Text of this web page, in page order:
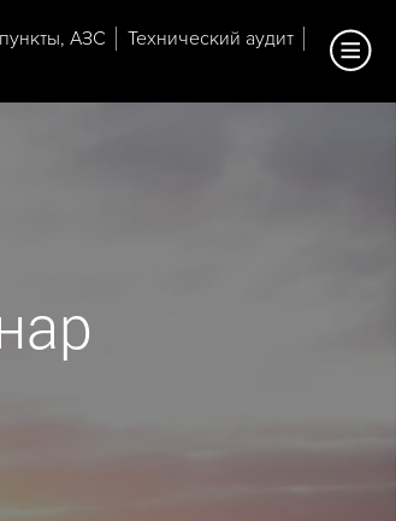
АЗС
Технический аудит